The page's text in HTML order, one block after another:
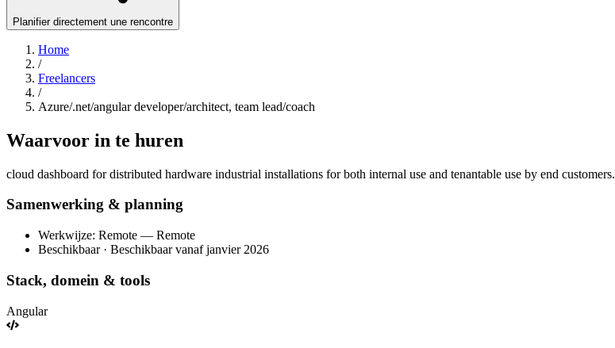
Planifier directement une rencontre
Home
/
Freelancers
/
Azure/.net/angular developer/architect, team lead/coach
Waarvoor in te huren
cloud dashboard for distributed hardware industrial installations for both internal use and tenantable use by end customers.
Samenwerking & planning
Werkwijze: Remote — Remote
Beschikbaar · Beschikbaar vanaf janvier 2026
Stack, domein & tools
Angular